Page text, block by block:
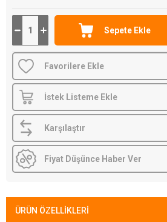
Favorilere Ekle
İstek Listeme Ekle
Karşılaştır
Fiyat Düşünce Haber Ver
ÜRÜN ÖZELLIKLERI